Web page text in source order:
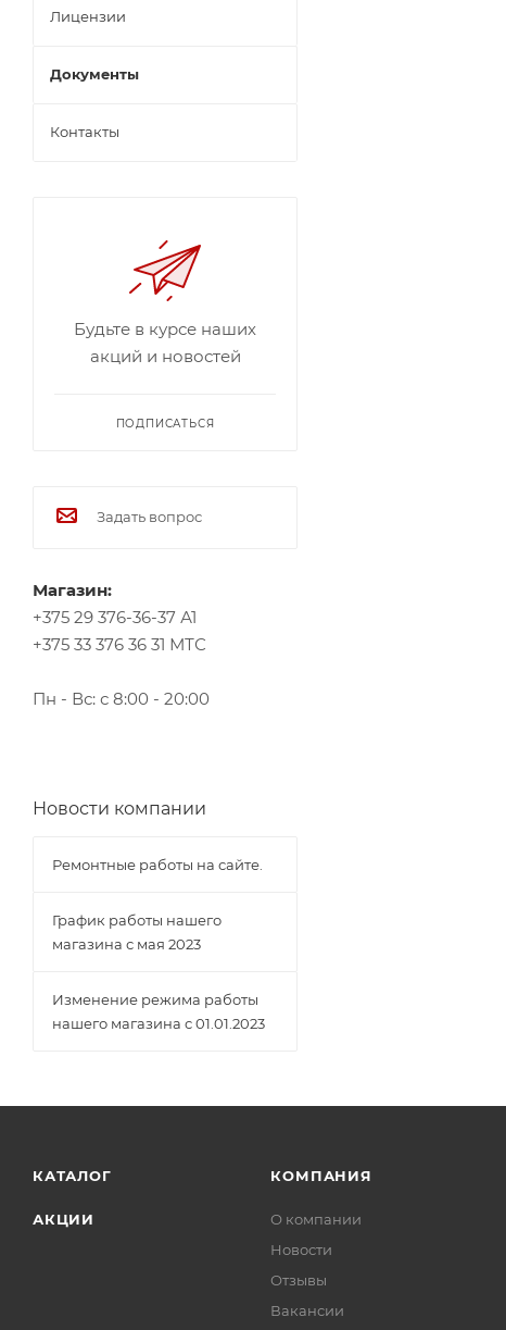
Лицензии
Документы
Контакты
Будьте в курсе наших
акций и новостей
ПОДПИСАТЬСЯ
Задать вопрос
Магазин:
+375 29 376-36-37 А1
+375 33 376 36 31 МТС
Пн - Вс: с 8:00 - 20:00
Новости компании
Ремонтные работы на сайте.
График работы нашего
магазина с мая 2023
Изменение режима работы
нашего магазина с 01.01.2023
КАТАЛОГ
АКЦИИ
КОМПАНИЯ
О компании
Новости
Отзывы
Вакансии